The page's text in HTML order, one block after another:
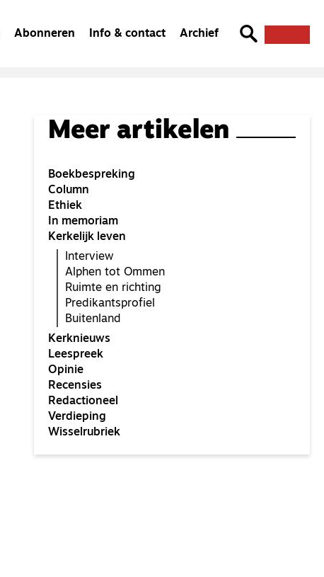
Abonneren Info & contact Archief
Meer artikelen
Boekbespreking
Column
Ethiek
In memoriam
Kerkelijk leven
Interview
Alphen tot Ommen
Ruimte en richting
Predikantsprofiel
Buitenland
Kerknieuws
Leespreek
Opinie
Recensies
Redactioneel
Verdieping
Wisselrubriek